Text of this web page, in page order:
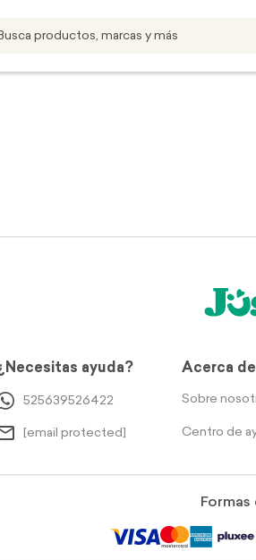
ayuda?
525639526422
[email protected]
Acerca
Sobre
Centro de